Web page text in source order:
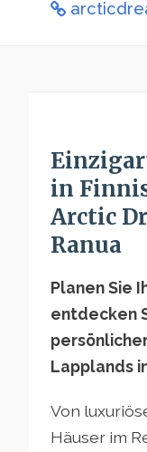
in
Arctic
Ranua
Planen Sie
entdecken
Lapplands
Von
Häuser im